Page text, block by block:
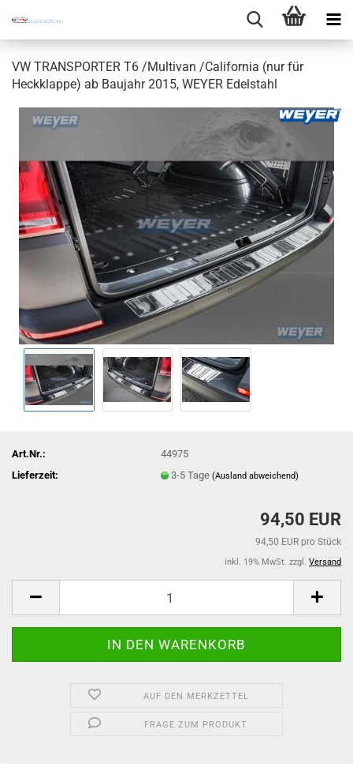
VW TRANSPORTER T6 /Multivan /California (nur für
Heckklappe) ab Baujahr 2015, WEYER Edelstahl
Art.Nr.:
44975
Lieferzeit:
3-5 Tage(Ausland abweichend)
94,50 EUR
94,50 EUR pro Stück
inkl. 19% MwSt. zzgl. Versand
AUF DEN MERKZETTEL
FRAGE ZUM PRODUKT